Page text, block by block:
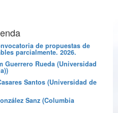
de propuestas de
parcialmente. 2026.
Guerrero Rueda (Universidad
Santos (Universidad de
Sanz (Columbia